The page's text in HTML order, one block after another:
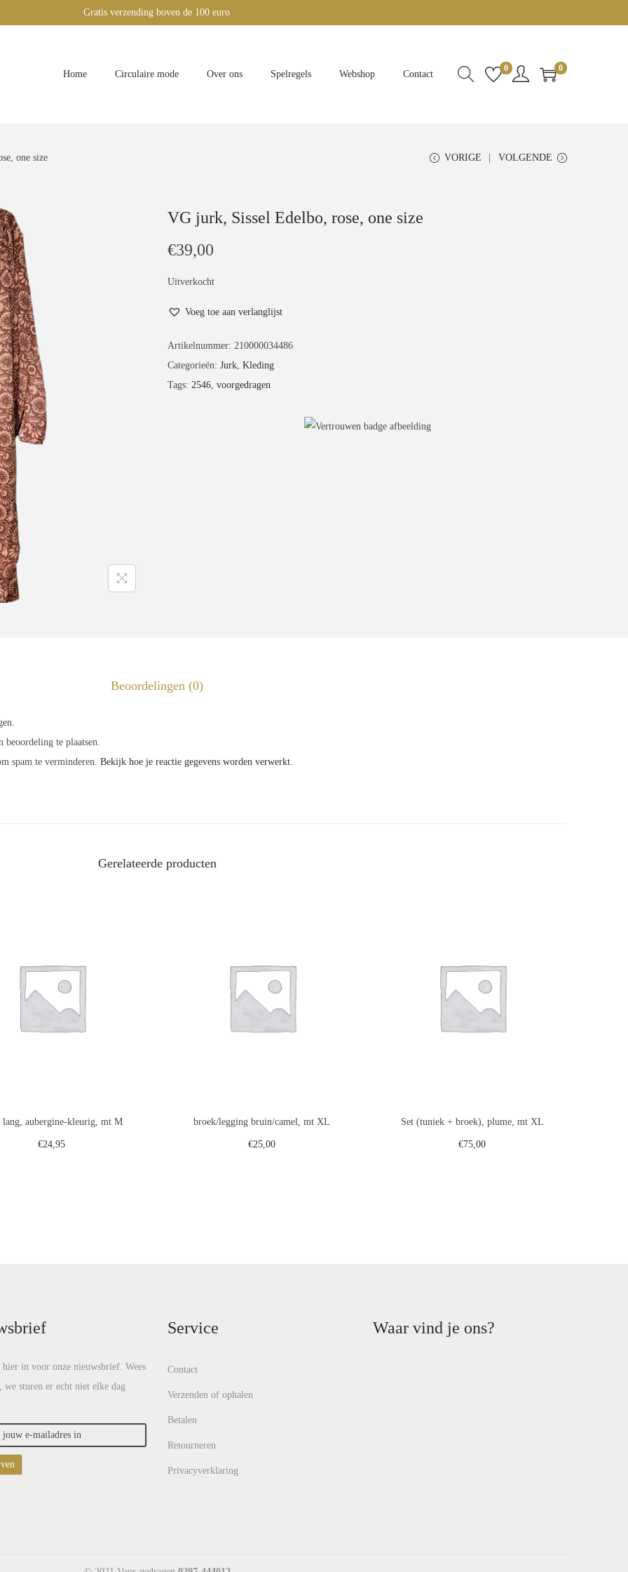
Gratis verzending boven de 100 euro
Home Circulaire mode Over ons Spelregels Webshop Contact
0 0
one size VORIGE VOLGENDE
VG jurk, Sissel Edelbo, rose, one size
€39,00
Uitverkocht
Voeg toe aan verlanglijst
Artikelnummer: 210000034486
Categorieën: Jurk, Kleding
Tags: 2546, voorgedragen
Beoordelingen (0)
beoordeling te plaatsen.
spam te verminderen. Bekijk hoe je reactie gegevens worden verwerkt.
Gerelateerde producten
lang, aubergine-kleurig, mt M
€24,95
broek/legging bruin/camel, mt XL
€25,00
Set (tuniek + broek), plume, mt XL
€75,00
in voor onze nieuwsbrief. Wees
we sturen er echt niet elke dag
Service
Contact
Verzenden of ophalen
Betalen
Retourneren
Privacyverklaring
Waar vind je ons?